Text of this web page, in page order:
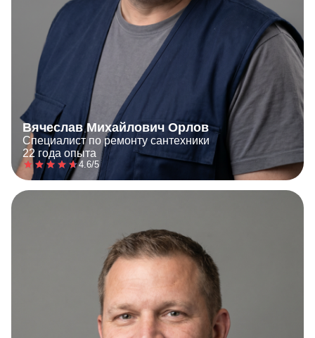
Вячеслав Михайлович Орлов
Специалист по ремонту сантехники
22 года опыта
4.6/5